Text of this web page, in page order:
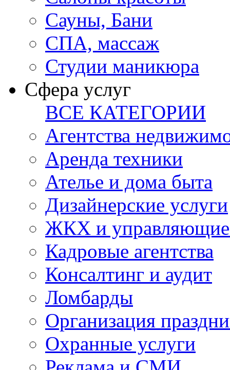
Сауны, Бани
СПА, массаж
Студии маникюра
Сфера услуг
ВСЕ КАТЕГОРИИ
Агентства
Аренда техники
Ателье и дома быта
Дизайнерские услуги
ЖКХ и управляющие
Кадровые агентства
Консалтинг и аудит
Ломбарды
Организация
Охранные услуги